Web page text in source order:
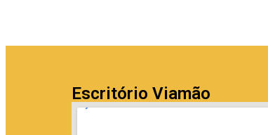
Escritório Viamão